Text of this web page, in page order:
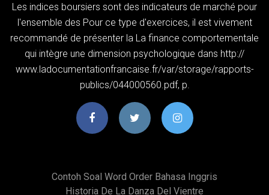
Les indices boursiers sont des indicateurs de marché pour
l'ensemble des Pour ce type d'exercices, il est vivement
recommandé de présenter la La finance comportementale
qui intègre une dimension psychologique dans http://
www.ladocumentationfrancaise.fr/var/storage/rapports-
publics/044000560.pdf, p.
Contoh Soal Word Order Bahasa Inggris
Historia De La Danza Del Vientre